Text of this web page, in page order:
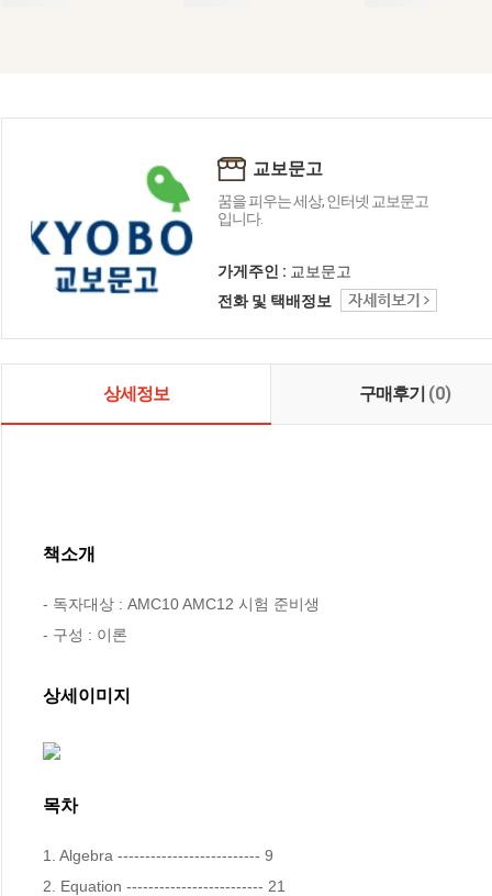
교보문고
꿈을 피우는 세상, 인터넷 교보문고
입니다.
가게주인 : 교보문고
전화 및 택배정보
상세정보 구매후기 (0)
책소개
- 독자대상 : AMC10 AMC12 시험 준비생
- 구성 : 이론
상세이미지
목차
1. Algebra -------------------------- 9
2. Equation ------------------------- 21